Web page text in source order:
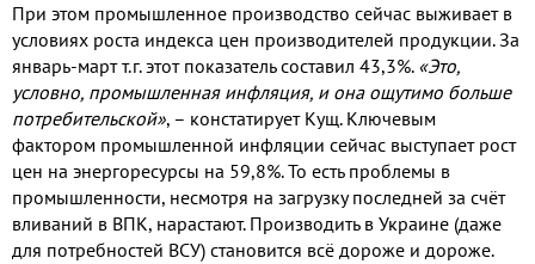
При этом промышленное производство сейчас выживает в
условиях роста индекса цен производителей продукции. За
январь-март т.г. этот показатель составил 43,3%. «Это,
условно, промышленная инфляция, и она ощутимо больше
потребительской», – констатирует Кущ. Ключевым
фактором промышленной инфляции сейчас выступает рост
цен на энергоресурсы на 59,8%. То есть проблемы в
промышленности, несмотря на загрузку последней за счёт
вливаний в ВПК, нарастают. Производить в Украине (даже
для потребностей ВСУ) становится всё дороже и дороже.